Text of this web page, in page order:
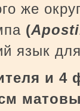
же
(
язык
и